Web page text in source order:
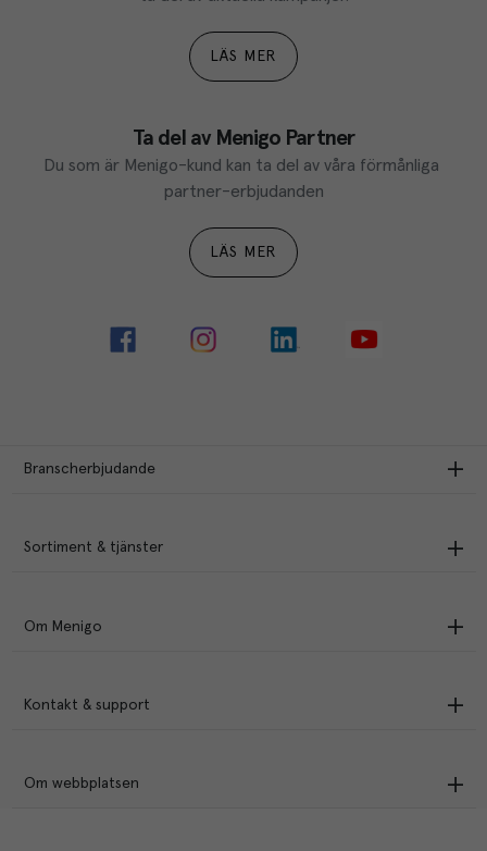
LÄS MER
Ta del av Menigo Partner
Du som är Menigo-kund kan ta del av våra förmånliga
partner-erbjudanden
LÄS MER
Branscherbjudande
Sortiment & tjänster
Om Menigo
Kontakt & support
Om webbplatsen